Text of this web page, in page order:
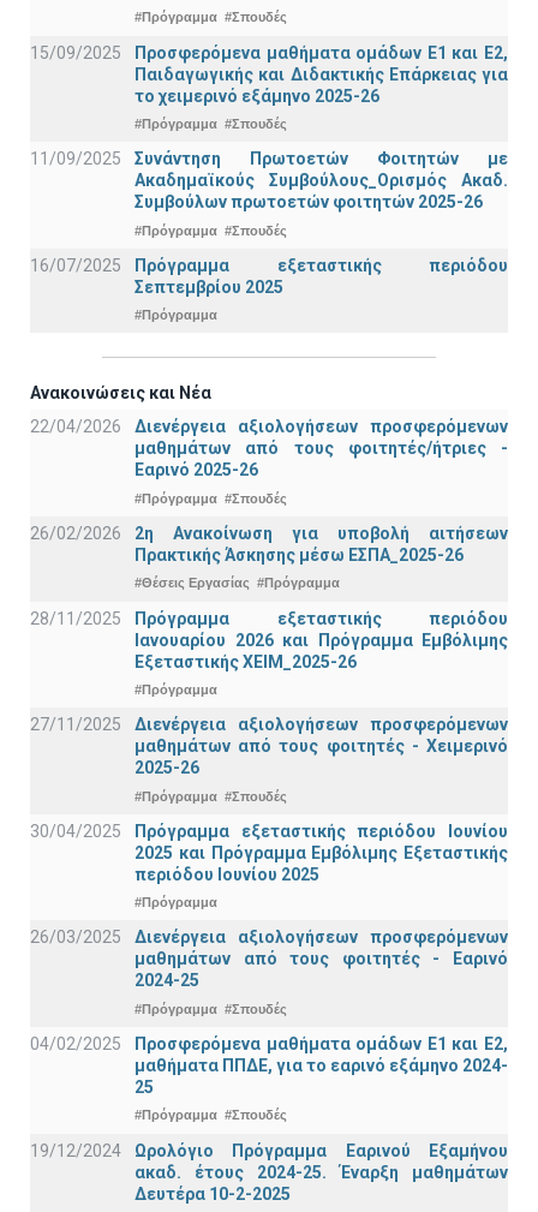
#Πρόγραμμα #Σπουδές
15/09/2025
Προσφερόμενα μαθήματα ομάδων Ε1 και Ε2,
Παιδαγωγικής και Διδακτικής Επάρκειας για
το χειμερινό εξάμηνο 2025-26
#Πρόγραμμα #Σπουδές
11/09/2025
Συνάντηση Πρωτοετών Φοιτητών με
Ακαδημαϊκούς Συμβούλους_Ορισμός Ακαδ.
Συμβούλων πρωτοετών φοιτητών 2025-26
#Πρόγραμμα #Σπουδές
16/07/2025
Πρόγραμμα εξεταστικής περιόδου
Σεπτεμβρίου 2025
#Πρόγραμμα
Ανακοινώσεις και Νέα
22/04/2026
Διενέργεια αξιολογήσεων προσφερόμενων
μαθημάτων από τους φοιτητές/ήτριες -
Εαρινό 2025-26
#Πρόγραμμα #Σπουδές
26/02/2026
2η Ανακοίνωση για υποβολή αιτήσεων
Πρακτικής Άσκησης μέσω ΕΣΠΑ_2025-26
#Θέσεις Εργασίας #Πρόγραμμα
28/11/2025
Πρόγραμμα εξεταστικής περιόδου
Ιανουαρίου 2026 και Πρόγραμμα Εμβόλιμης
Εξεταστικής ΧΕΙΜ_2025-26
#Πρόγραμμα
27/11/2025
Διενέργεια αξιολογήσεων προσφερόμενων
μαθημάτων από τους φοιτητές - Χειμερινό
2025-26
#Πρόγραμμα #Σπουδές
30/04/2025
Πρόγραμμα εξεταστικής περιόδου Ιουνίου
2025 και Πρόγραμμα Εμβόλιμης Εξεταστικής
περιόδου Ιουνίου 2025
#Πρόγραμμα
26/03/2025
Διενέργεια αξιολογήσεων προσφερόμενων
μαθημάτων από τους φοιτητές - Εαρινό
2024-25
#Πρόγραμμα #Σπουδές
04/02/2025
Προσφερόμενα μαθήματα ομάδων Ε1 και Ε2,
μαθήματα ΠΠΔΕ, για το εαρινό εξάμηνο 2024-
25
#Πρόγραμμα #Σπουδές
19/12/2024
Ωρολόγιο Πρόγραμμα Εαρινού Εξαμήνου
ακαδ. έτους 2024-25. Έναρξη μαθημάτων
Δευτέρα 10-2-2025